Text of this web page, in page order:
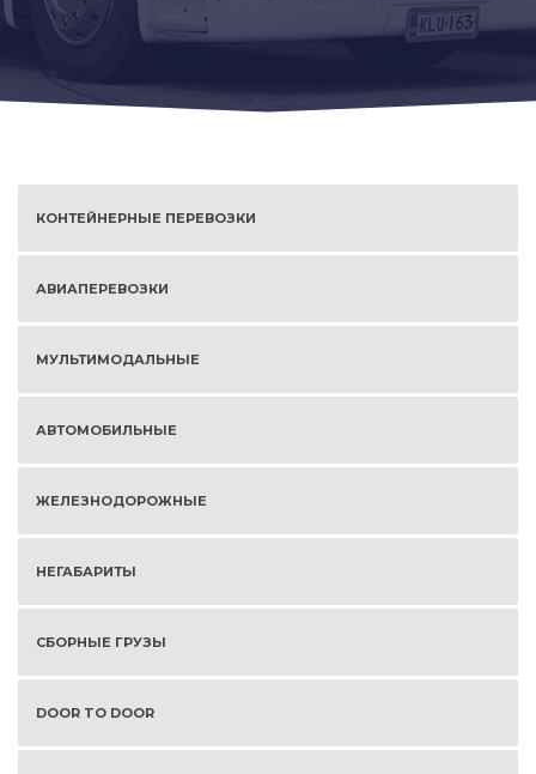
КОНТЕЙНЕРНЫЕ ПЕРЕВОЗКИ
АВИАПЕРЕВОЗКИ
МУЛЬТИМОДАЛЬНЫЕ
АВТОМОБИЛЬНЫЕ
ЖЕЛЕЗНОДОРОЖНЫЕ
НЕГАБАРИТЫ
СБОРНЫЕ ГРУЗЫ
DOOR TO DOOR